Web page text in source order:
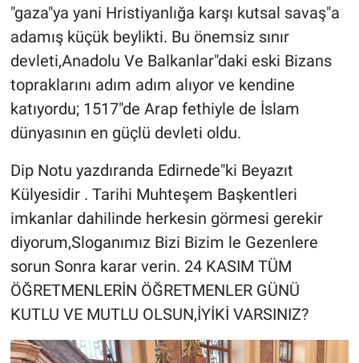
"gaza"ya yani Hristiyanlığa karşı kutsal savaş"a
adamış küçük beylikti. Bu önemsiz sınır
devleti,Anadolu Ve Balkanlar"daki eski Bizans
topraklarını adım adım alıyor ve kendine
katıyordu; 1517"de Arap fethiyle de İslam
dünyasının en güçlü devleti oldu.
Dip Notu yazdıranda Edirnede"ki Beyazıt
Külyesidir . Tarihi Muhteşem Başkentleri
imkanlar dahilinde herkesin görmesi gerekir
diyorum,Sloganımız Bizi Bizim le Gezenlere
sorun Sonra karar verin. 24 KASIM TÜM
ÖĞRETMENLERİN ÖĞRETMENLER GÜNÜ
KUTLU VE MUTLU OLSUN,İYİKİ VARSINIZ?